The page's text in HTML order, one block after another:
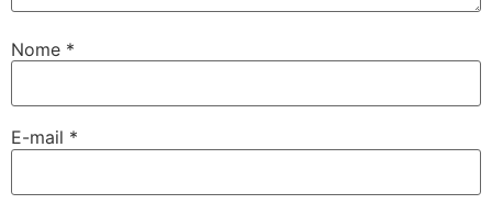
Nome *
E-mail *